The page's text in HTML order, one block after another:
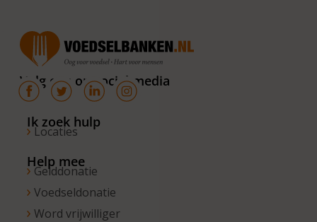
van 10.00 –
16.00 uur. Op
de vrijdagen
zijn wij
bereikbaar
van 10.00 –
Volg ons op social media
Ik zoek hulp
Locaties
Help mee
Gelddonatie
Voedseldonatie
Word vrijwilliger